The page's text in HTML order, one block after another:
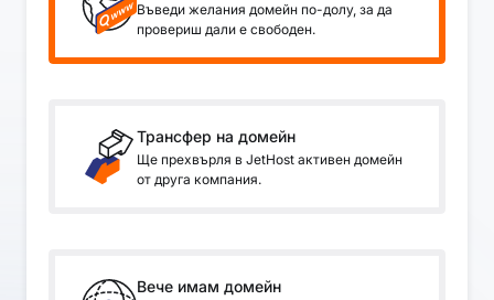
Въведи желания домейн по-долу, за да
провериш дали е свободен.
Трансфер на домейн
Ще прехвърля в JetHost активен домейн
от друга компания.
Вече имам домейн